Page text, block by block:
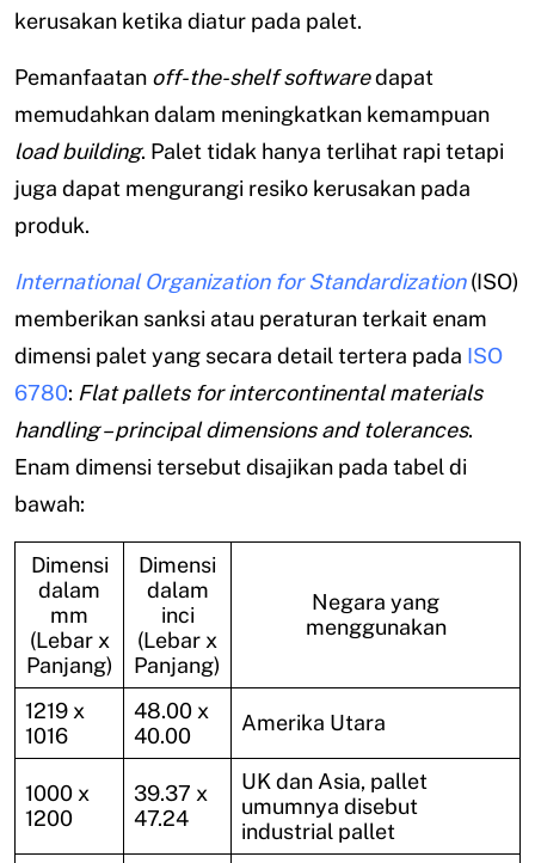
kerusakan ketika diatur pada palet.
Pemanfaatan off-the-shelf softwaredapat
memudahkan dalam meningkatkan kemampuan
load building. Palet tidak hanya terlihat rapi tetapi
juga dapat mengurangi resiko kerusakan pada
produk.
International Organization for Standardization (ISO)
memberikan sanksi atau peraturan terkait enam
dimensi palet yang secara detail tertera pada ISO
6780: Flat pallets for intercontinental materials
handling – principal dimensions and tolerances.
Enam dimensi tersebut disajikan pada tabel di
bawah:
Dimensi
dalam
mm
(Lebar x
Panjang)
Dimensi
dalam
inci
(Lebar x
Panjang)
Negara yang
menggunakan
1219 x
1016
48.00 x
40.00
Amerika Utara
1000 x
1200
39.37 x
47.24
UK dan Asia, pallet
umumnya disebut
industrial pallet